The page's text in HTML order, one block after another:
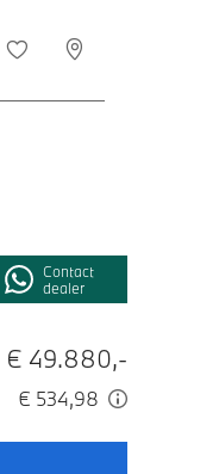
Contact
dealer
€ 49.880,-
€ 534,98